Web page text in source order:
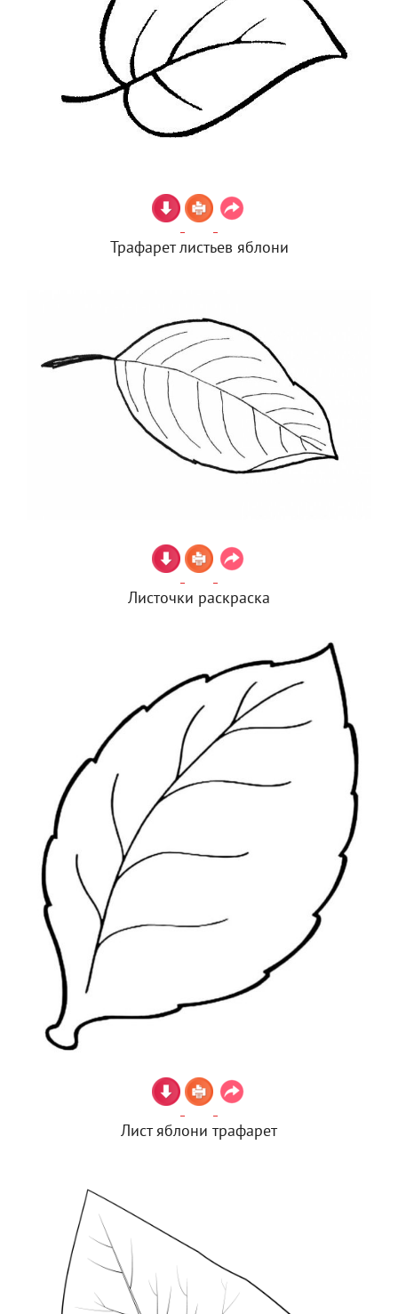
Трафарет листьев яблони
Листочки раскраска
Лист яблони трафарет